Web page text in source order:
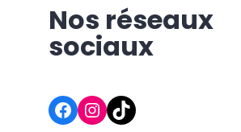
Nos réseaux
sociaux
Facebook
Instagram
TikTok